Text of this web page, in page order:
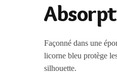
Façonné dans une
licorne bleu protège
silhouette.